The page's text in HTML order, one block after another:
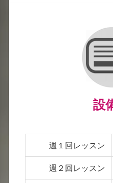
設
週１回レッスン
週２回レッスン